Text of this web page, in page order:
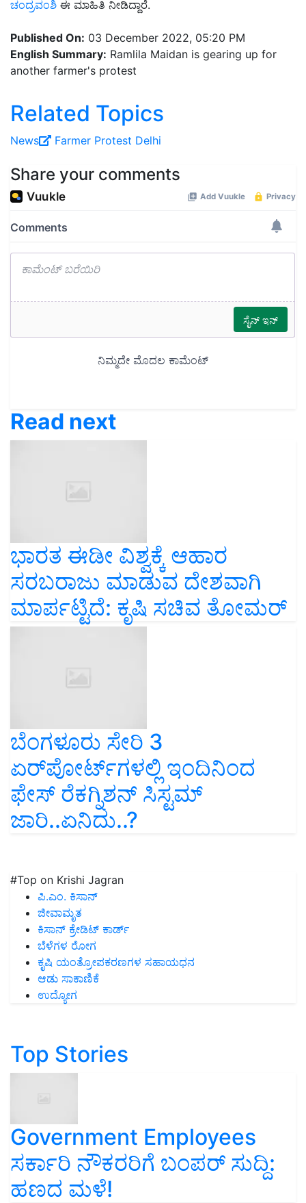
ಚಂದ್ರವಂಶಿ ಈ ಮಾಹಿತಿ ನೀಡಿದ್ದಾರೆ.
Published On: 03 December 2022, 05:20 PM
English Summary: Ramlila Maidan is gearing up for
another farmer's protest
Related Topics
News Farmer Protest Delhi
Share your comments
Read next
ಭಾರತ ಈಡೀ ವಿಶ್ವಕ್ಕೆ ಆಹಾರ
ಸರಬರಾಜು ಮಾಡುವ ದೇಶವಾಗಿ
ಮಾರ್ಪಟ್ಟಿದೆ: ಕೃಷಿ ಸಚಿವ ತೋಮರ್‌
ಬೆಂಗಳೂರು ಸೇರಿ 3
ಏರ್‌ಪೋರ್ಟ್‌ಗಳಲ್ಲಿ ಇಂದಿನಿಂದ
ಫೇಸ್‌ ರೆಕಗ್ನಿಶನ್‌ ಸಿಸ್ಟಮ್‌
ಜಾರಿ..ಏನಿದು..?
#Top on Krishi Jagran
ಪಿ.ಎಂ. ಕಿಸಾನ್
ಜೀವಾಮೃತ
ಕಿಸಾನ್ ಕ್ರೇಡಿಟ್ ಕಾರ್ಡ್
ಬೆಳೆಗಳ ರೋಗ
ಕೃಷಿ ಯಂತ್ರೋಪಕರಣಗಳ ಸಹಾಯಧನ
ಆಡು ಸಾಕಾಣಿಕೆ
ಉದ್ಯೋಗ
Top Stories
Government Employees
ಸರ್ಕಾರಿ ನೌಕರರಿಗೆ ಬಂಪರ್‌ ಸುದ್ದಿ:
ಹಣದ ಮಳೆ!